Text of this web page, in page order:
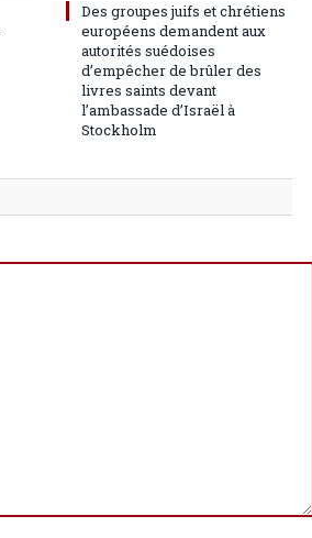
Des groupes juifs et chrétiens
européens demandent aux
autorités suédoises
d’empêcher de brûler des
livres saints devant
l’ambassade d’Israël à
Stockholm